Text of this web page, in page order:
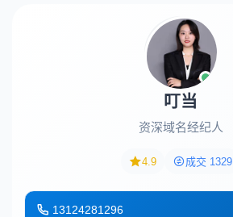
叮当
资深域名经纪人
4.9 成交 1329
13124281296